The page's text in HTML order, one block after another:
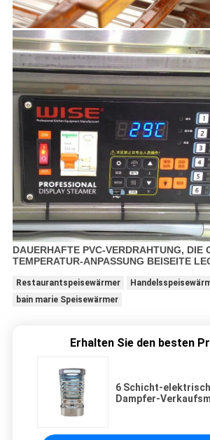
DAUERHAFTE PVC-VERDRAHTUNG, DIE
TEMPERATUR-ANPASSUNG BEISEITE
Restaurantspeisewärmer
bain marie Speisewärmer
Erhalten Sie den besten
6 Schicht-
Dampfer-